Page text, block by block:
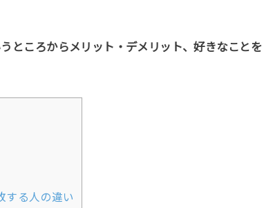
ところからメリット・デメリット、好きなことを
する人の違い